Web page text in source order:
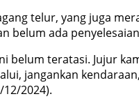
telur, yang juga
belum ada
belum teratasi. Jujur
jangankan
2024).